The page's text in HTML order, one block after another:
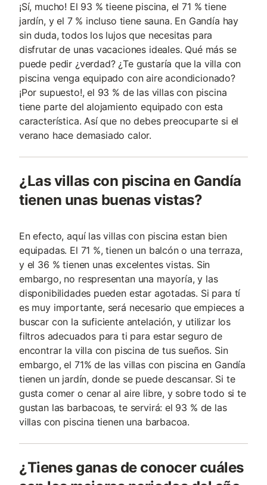
¡Sí, mucho! El 93 % tieene piscina, el 71 % tiene
jardín, y el 7 % incluso tiene sauna. En Gandía hay
sin duda, todos los lujos que necesitas para
disfrutar de unas vacaciones ideales. Qué más se
puede pedir ¿verdad? ¿Te gustaría que la villa con
piscina venga equipado con aire acondicionado?
¡Por supuesto!, el 93 % de las villas con piscina
tiene parte del alojamiento equipado con esta
característica. Así que no debes preocuparte si el
verano hace demasiado calor.
¿Las villas con piscina en Gandía
tienen unas buenas vistas?
En efecto, aquí las villas con piscina estan bien
equipadas. El 71 %, tienen un balcón o una terraza,
y el 36 % tienen unas excelentes vistas. Sin
embargo, no respresentan una mayoría, y las
disponibilidades pueden estar agotadas. Si para tí
es muy importante, será necesario que empieces a
buscar con la suficiente antelación, y utilizar los
filtros adecuados para ti para estar seguro de
encontrar la villa con piscina de tus sueños. Sin
embargo, el 71% de las villas con piscina en Gandía
tienen un jardín, donde se puede descansar. Si te
gusta comer o cenar al aire libre, y sobre todo si te
gustan las barbacoas, te servirá: el 93 % de las
villas con piscina tienen una barbacoa.
¿Tienes ganas de conocer cuáles